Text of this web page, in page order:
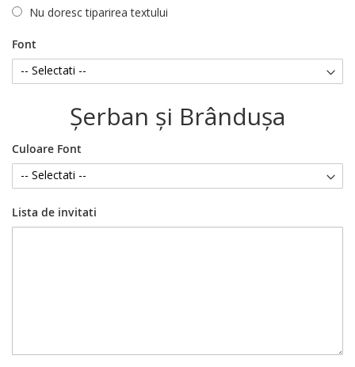
Nu doresc tiparirea textului
Font
Şerban şi Brânduşa
Culoare Font
Lista de invitati